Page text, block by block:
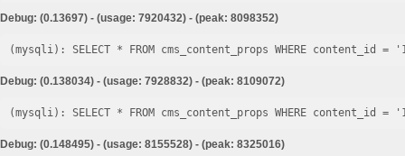
Debug: (0.13697) - (usage: 7920432) - (peak: 8098352)
Debug: (0.138034) - (usage: 7928832) - (peak: 8109072)
Debug: (0.148495) - (usage: 8155528) - (peak: 8325016)